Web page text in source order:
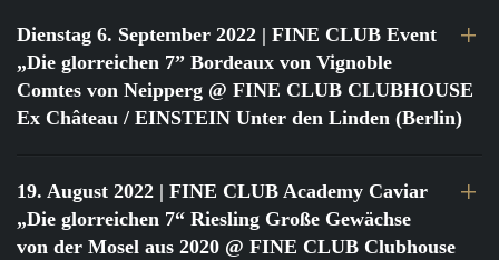
Dienstag 6. September 2022 | FINE CLUB Event
„Die glorreichen 7” Bordeaux von Vignoble
Comtes von Neipperg @ FINE CLUB CLUBHOUSE
Ex Château / EINSTEIN Unter den Linden (Berlin)
19. August 2022 | FINE CLUB Academy Caviar
„Die glorreichen 7“ Riesling Große Gewächse
von der Mosel aus 2020 @ FINE CLUB Clubhouse